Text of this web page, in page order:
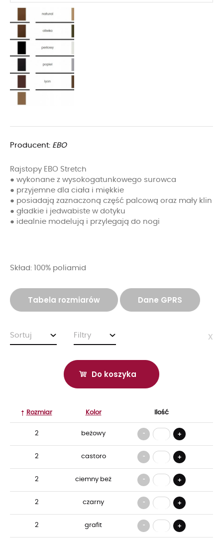
Producent: EBO
Rajstopy EBO Stretch
● wykonane z wysokogatunkowego surowca
● przyjemne dla ciała i miękkie
● posiadają zaznaczoną część palcową oraz mały klin
● gładkie i jedwabiste w dotyku
● idealnie modelują i przylegają do nogi
Skład: 100% poliamid
Tabela rozmiarów Dane GPRS
Sortuj Filtry x
Do koszyka
Rozmiar Kolor Ilość
2 beżowy - +
2 castoro - +
2 ciemny beż - +
2 czarny - +
2 grafit - +